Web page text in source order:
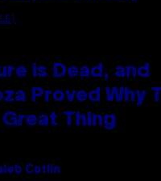
is Dead, and
Proved Why
Thing
Catlin